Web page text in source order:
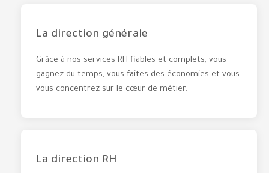
La direction générale
Grâce à nos services RH fiables et complets, vous
gagnez du temps, vous faites des économies et vous
vous concentrez sur le cœur de métier.
La direction RH